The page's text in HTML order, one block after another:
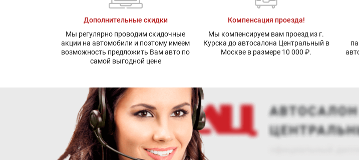
Дополнительные скидки
Мы регулярно проводим скидочные
акции на автомобили и поэтому имеем
возможность предложить Вам авто по
самой выгодной цене
Компенсация проезда!
Мы компенсируем вам проезд из г.
Курска до автосалона Центральный в
Москве в размере 10 000 ₽.